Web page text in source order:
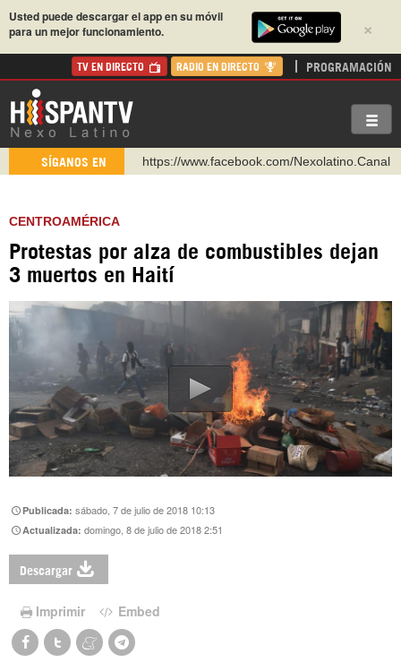
×
Usted puede descargar el app en su móvil
para un mejor funcionamiento.
TV EN DIRECTO RADIO EN DIRECTO PROGRAMACIÓN
SÍGANOS EN
https://www.facebook.com/Nexolatino.Canal
https://t.me/hispantvcanal
https://urmedium.com/c/hispantv
Instagram como: hispan_tv
CENTROAMÉRICA
Protestas por alza de combustibles dejan
3 muertos en Haití
Publicada:sábado, 7 de julio de 2018 10:13
Actualizada:domingo, 8 de julio de 2018 2:51
Descargar
Imprimir Embed